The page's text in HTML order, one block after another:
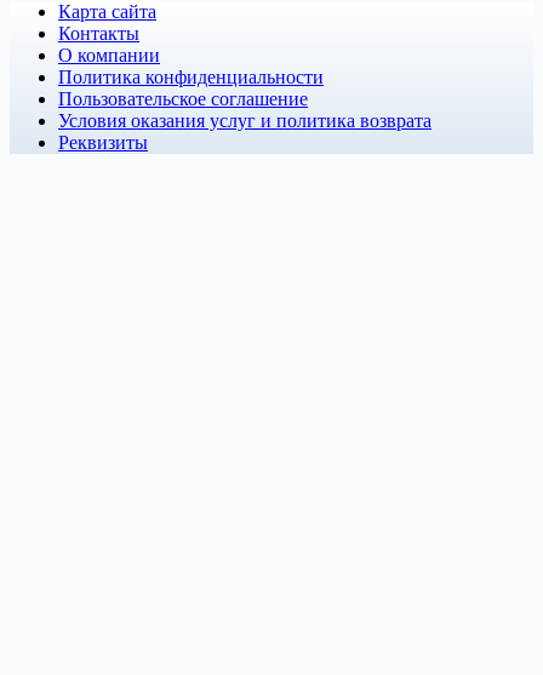
Карта сайта
Контакты
О компании
Политика конфиденциальности
Пользовательское соглашение
Условия оказания услуг и политика возврата
Реквизиты